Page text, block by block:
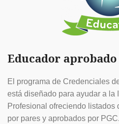
Educador aprobado
El programa de Credenciales
está diseñado para ayudar a la
Profesional ofreciendo listados
por pares y aprobados por PGC.